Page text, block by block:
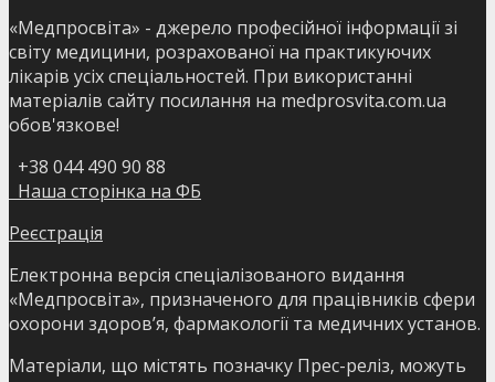
«Медпросвіта» - джерело професійної інформації зі
світу медицини, розрахованої на практикуючих
лікарів усіх спеціальностей. При використанні
матеріалів сайту посилання на medprosvita.com.ua
обов'язкове!
+38 044 490 90 88
Наша сторінка на ФБ
Реєстрація
Електронна версія спеціалізованого видання
«Медпросвіта», призначеного для працівників сфери
охорони здоров’я, фармакології та медичних установ.
Матеріали, що містять позначку Прес-реліз, можуть